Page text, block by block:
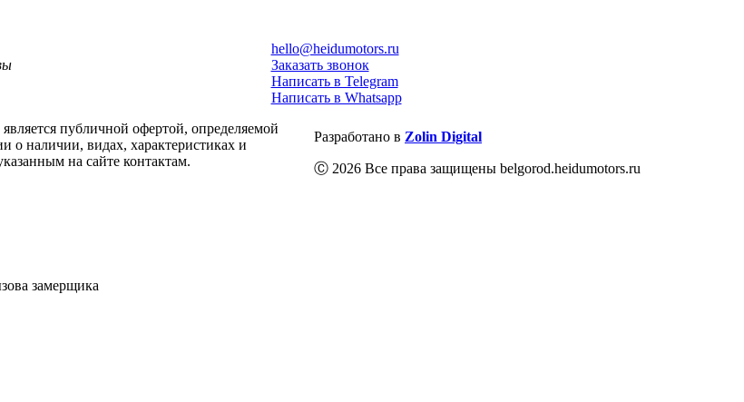
hello@heidumotors.ru
Заказать звонок
Написать в Telegram
Написать в Whatsapp
публичной офертой, определяемой
наличии, видах, характеристиках и
на сайте контактам.
Разработано в Zolin Digital
Ⓒ 2026 Все права защищены belgorod.heidumotors.ru
замерщика